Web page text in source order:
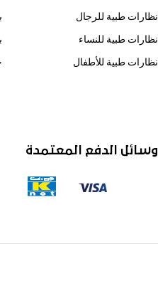
نظارات طبية للرجال
نظارات طبية للنساء
نظارات طبية للأطفال
وسائل الدفع المعتمدة